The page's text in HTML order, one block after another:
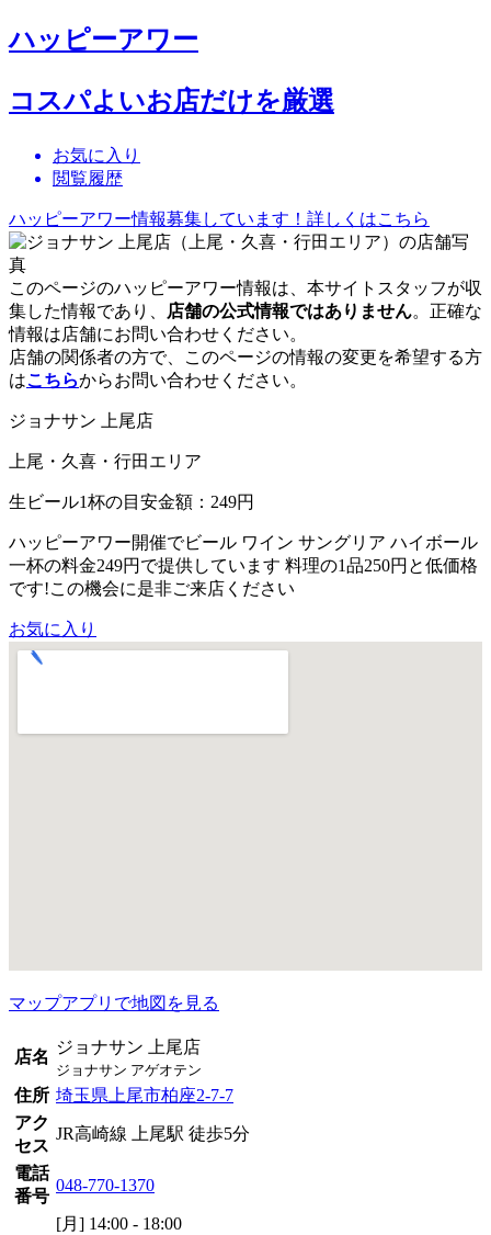
ハッピーアワー
コスパよいお店だけを厳選
お気に入り
閲覧履歴
ハッピーアワー情報募集しています！詳しくはこちら
このページのハッピーアワー情報は、本サイトスタッフが収
集した情報であり、
店舗の公式情報ではありません。正確な
情報は店舗にお問い合わせください。
店舗の関係者の方で、このページの情報の変更を希望する方
はこちらからお問い合わせください。
ジョナサン 上尾店
上尾・久喜・行田エリア
生ビール1杯の目安金額：249円
ハッピーアワー開催でビール ワイン サングリア ハイボール
一杯の料金249円で提供しています 料理の1品250円と低価格
です!この機会に是非ご来店ください
お気に入り
マップアプリで地図を見る
店名
ジョナサン 上尾店
ジョナサン アゲオテン
住所 埼玉県上尾市柏座2-7-7
アク
セス
JR高崎線 上尾駅 徒歩5分
電話
番号
048-770-1370
[月] 14:00 - 18:00